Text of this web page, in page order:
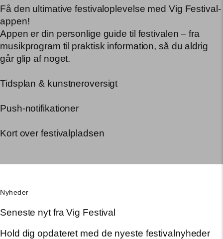
Få den ultimative festivaloplevelse med Vig Festival-
appen!
Appen er din personlige guide til festivalen – fra
musikprogram til praktisk information, så du aldrig
går glip af noget.
Tidsplan & kunstneroversigt
Push-notifikationer
Kort over festivalpladsen
Nyheder
Seneste nyt fra Vig Festival
Hold dig opdateret med de nyeste festivalnyheder